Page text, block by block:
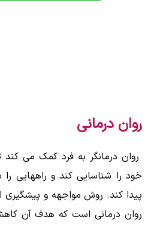
روان درمانی
روان درمانگر به فرد کمک می
خود را شناسایی کند و راههایی را
پیدا کند. روش مواجهه و
روان درمانی است که هدف آن